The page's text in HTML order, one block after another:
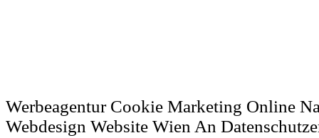
Werbeagentur Cookie Marketing Online
Webdesign Website Wien An